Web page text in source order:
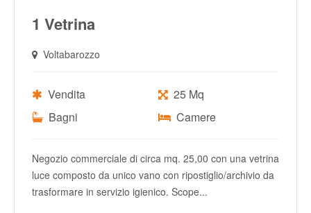
1 Vetrina
Voltabarozzo
Vendita
25 Mq
Bagni
Camere
Negozio commerciale di circa mq. 25,00 con una vetrina
luce composto da unico vano con ripostiglio/archivio da
trasformare in servizio igienico. Scope...